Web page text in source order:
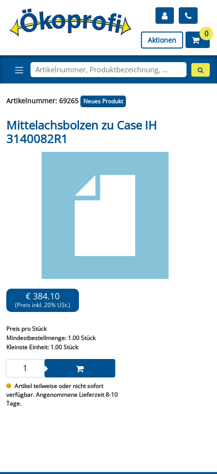
Aktionen
0
Artikelnummer: 69265 Neues Produkt
Mittelachsbolzen zu Case IH
3140082R1
€ 384.10
(Preis inkl. 20% USt.)
Preis pro Stück
Mindestbestellmenge: 1.00 Stück
Kleinste Einheit:1.00 Stück
Artikel teilweise oder nicht sofort
verfügbar. Angenommene Lieferzeit 8-10
Tage.